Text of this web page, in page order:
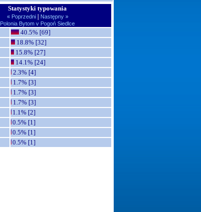
Statystyki typowania
« Poprzedni | Następny »
Polonia Bytom v Pogoń Siedlce
40.5% [69]
18.8% [32]
15.8% [27]
14.1% [24]
2.3% [4]
1.7% [3]
1.7% [3]
1.7% [3]
1.1% [2]
0.5% [1]
0.5% [1]
0.5% [1]